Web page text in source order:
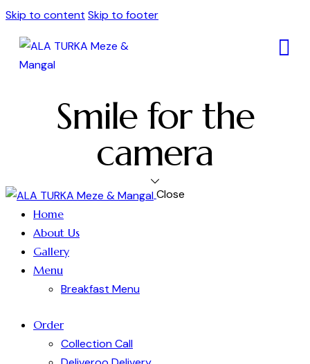
Skip to content Skip to footer
Smile for the
camera
Close
Home
About Us
Gallery
Menu
Breakfast Menu
Order
Collection Call